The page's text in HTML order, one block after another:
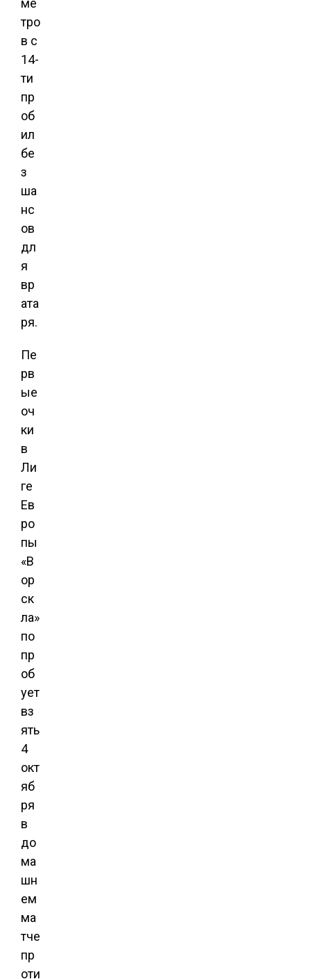
ме
тро
в с
14-
ти
пр
об
ил
бе
з
ша
нс
ов
дл
я
вр
ата
ря.
Пе
рв
ые
оч
ки
в
Ли
ге
Ев
ро
пы
«В
ор
ск
ла»
по
пр
об
ует
вз
ять
4
окт
яб
ря
в
до
ма
шн
ем
ма
тче
пр
оти